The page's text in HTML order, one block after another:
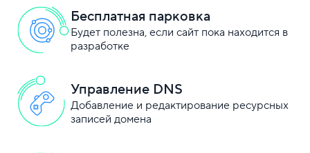
Бесплатная парковка
Будет полезна, если сайт пока находится в
разработке
Управление DNS
Добавление и редактирование ресурсных
записей домена